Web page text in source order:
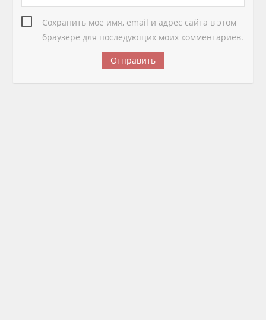
Сохранить моё имя, email и адрес сайта в этом
браузере для последующих моих комментариев.